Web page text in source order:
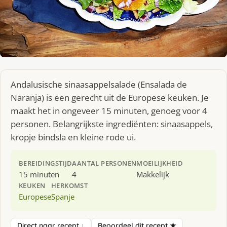
Andalusische sinaasappelsalade (Ensalada de
Naranja) is een gerecht uit de Europese keuken. Je
maakt het in ongeveer 15 minuten, genoeg voor 4
personen. Belangrijkste ingrediënten: sinaasappels,
kropje bindsla en kleine rode ui.
BEREIDINGSTIJD
15 minuten
AANTAL PERSONEN
4
MOEILIJKHEID
Makkelijk
KEUKEN
Europese
HERKOMST
Spanje